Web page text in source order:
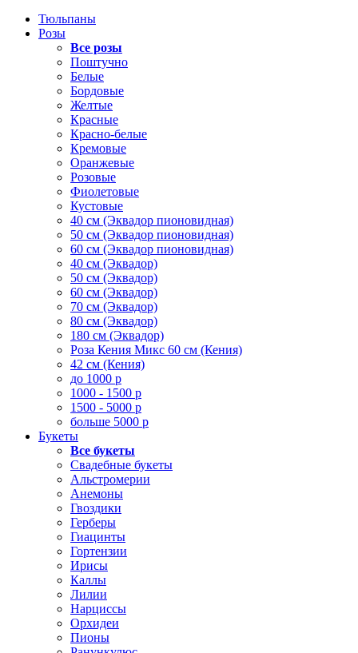
Тюльпаны
Розы
Все розы
Поштучно
Белые
Бордовые
Желтые
Красные
Красно-белые
Кремовые
Оранжевые
Розовые
Фиолетовые
Кустовые
40 см (Эквадор пионовидная)
50 см (Эквадор пионовидная)
60 см (Эквадор пионовидная)
40 см (Эквадор)
50 см (Эквадор)
60 см (Эквадор)
70 см (Эквадор)
80 см (Эквадор)
180 см (Эквадор)
Роза Кения Микс 60 см (Кения)
42 см (Кения)
до 1000 р
1000 - 1500 р
1500 - 5000 р
больше 5000 р
Букеты
Все букеты
Свадебные букеты
Альстромерии
Анемоны
Гвоздики
Герберы
Гиацинты
Гортензии
Ирисы
Каллы
Лилии
Нарциссы
Орхидеи
Пионы